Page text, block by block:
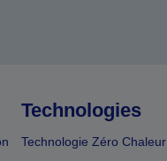
Technologies
Technologie Zéro Chaleur